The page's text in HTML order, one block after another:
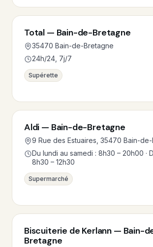
Total — Bain-de-Bretagne
35470 Bain-de-Bretagne
24h/24, 7j/7
Supérette
Aldi — Bain-de-Bretagne
9 Rue des Estuaires, 35470 Bain-
Du lundi au samedi : 8h30 – 20h00 ·
8h30 – 12h30
Supermarché
Biscuiterie de Kerlann — Bain-
Bretagne